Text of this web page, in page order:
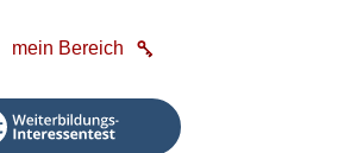
mein Bereich